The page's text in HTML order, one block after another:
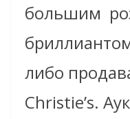
большим
либо
Christie’s.